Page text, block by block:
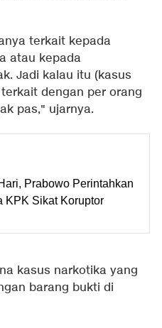
terkait kepada
atau kepada
Jadi kalau itu (kasus
dengan per orang
pas," ujarnya.
Prabowo Perintahkan
KPK Sikat Koruptor
kasus narkotika yang
barang bukti di